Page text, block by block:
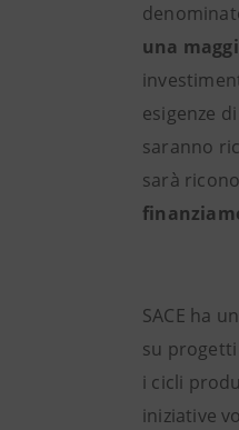
una
esigenze
saranno
sarà
SACE ha
su
i cicli
iniziative